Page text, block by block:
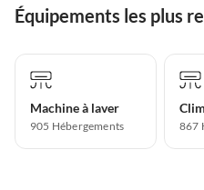
Équipements les plus
Machine à laver
905 Hébergements 867